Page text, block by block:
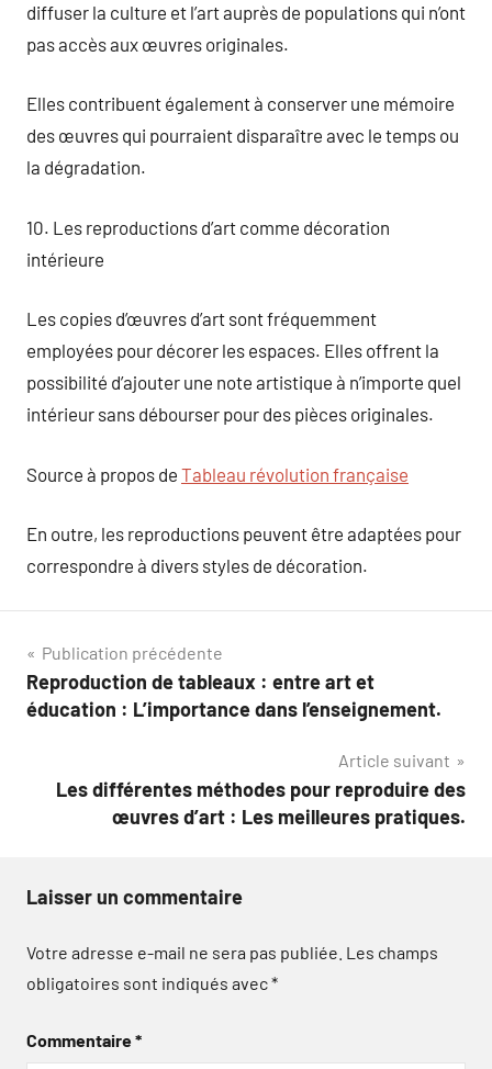
diffuser la culture et l’art auprès de populations qui n’ont
pas accès aux œuvres originales.
Elles contribuent également à conserver une mémoire
des œuvres qui pourraient disparaître avec le temps ou
la dégradation.
10. Les reproductions d’art comme décoration
intérieure
Les copies d’œuvres d’art sont fréquemment
employées pour décorer les espaces. Elles offrent la
possibilité d’ajouter une note artistique à n’importe quel
intérieur sans débourser pour des pièces originales.
Source à propos de Tableau révolution française
En outre, les reproductions peuvent être adaptées pour
correspondre à divers styles de décoration.
Navigation
de
Publication précédente
Reproduction de tableaux : entre art et
éducation : L’importance dans l’enseignement.
Article suivant
Les différentes méthodes pour reproduire des
œuvres d’art : Les meilleures pratiques.
Laisser un commentaire
Votre adresse e-mail ne sera pas publiée. Les champs
obligatoires sont indiqués avec*
Commentaire*